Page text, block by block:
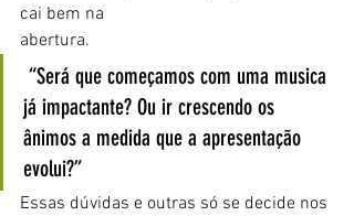
cai bem na
abertura.
já impactante? Ou ir crescendo os
ânimos a medida que a apresentação
evolui?”
Essas dúvidas e outras só se decide nos